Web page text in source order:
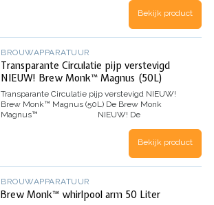
Bekijk product
BROUWAPPARATUUR
Transparante Circulatie pijp verstevigd
NIEUW! Brew Monk™ Magnus (50L)
Transparante Circulatie pijp verstevigd NIEUW!
Brew Monk™ Magnus (50L) De Brew Monk
Magnus™ NIEUW! De
Bekijk product
BROUWAPPARATUUR
Brew Monk™ whirlpool arm 50 Liter